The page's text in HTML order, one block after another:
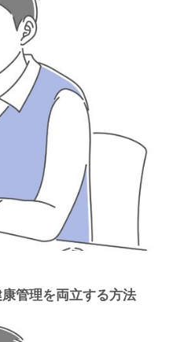
管理を両立する方法